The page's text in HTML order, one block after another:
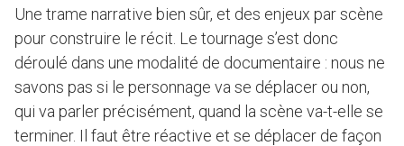
Une trame narrative bien sûr, et des enjeux par scène
pour construire le récit. Le tournage s’est donc
déroulé dans une modalité de documentaire : nous ne
savons pas si le personnage va se déplacer ou non,
qui va parler précisément, quand la scène va-t-elle se
terminer. Il faut être réactive et se déplacer de façon